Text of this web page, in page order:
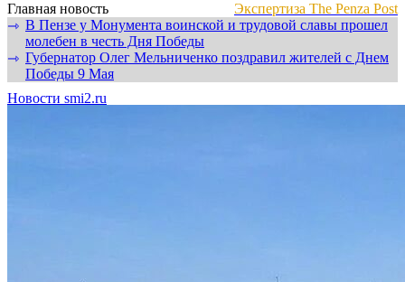
Главная новость
Экспертиза The Penza Post
⇾ В Пензе у Монумента воинской и трудовой славы прошел
молебен в честь Дня Победы
⇾ Губернатор Олег Мельниченко поздравил жителей с Днем
Победы 9 Мая
Новости smi2.ru